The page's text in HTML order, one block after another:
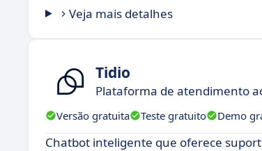
Veja mais detalhes
Tidio
Plataforma de atendimento
Versão gratuita Teste gratuito Demo
Chatbot inteligente que oferece